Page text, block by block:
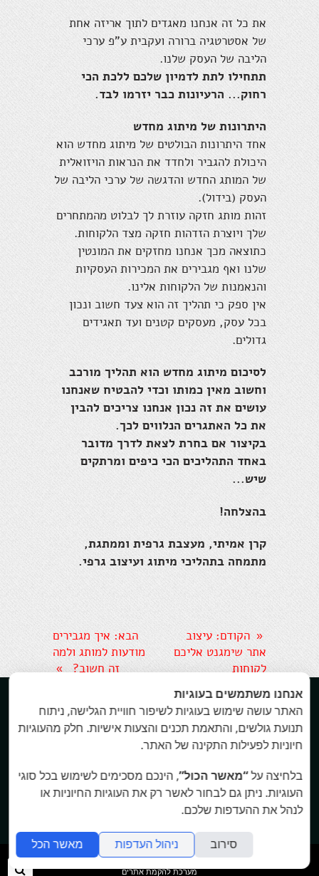
את כל זה אנחנו מאגדים לתוך אריזה אחת
של אסטרטגיה ברורה ועקבית ע"פ ערכי
הליבה של העסק שלנו.
תתחילו לתת לדמיון שלכם ללכת הכי
רחוק... הרעיונות כבר יזרמו לבד.
היתרונות של מיתוג מחדש
אחד היתרונות הבולטים של מיתוג מחדש הוא
היכולת להגביר ולחדד את הנראות הויזואלית
של המותג החדש והדגשה של ערכי הליבה של
העסק (בידול).
זהות מותג חזקה עוזרת לך לבלוט מהמתחרים
שלך ויוצרת הזדהות חזקה מצד הלקוחות.
כתוצאה מכך אנחנו מחזקים את המונטין
שלנו ואף מגבירים את המכירות העסקיות
והנאמנות של הלקוחות אלינו.
אין ספק כי תהליך זה הוא צעד חשוב ונכון
בכל עסק, מעסקים קטנים ועד תאגידים
גדולים.
לסיכום מיתוג מחדש הוא תהליך מורכב
וחשוב מאין כמותו וכדי להבטיח שאנחנו
עושים את זה נכון אנחנו צריכים להבין
את כל האתגרים הנלווים לכך.
בקיצור אם בחרת לצאת לדרך מדובר
באחד התהליכים הכי כיפים ומרתקים
שיש...
בהצלחה!
קרן אמיתי, מעצבת גרפית וממתגת,
מתמחה בתהליכי מיתוג ועיצוב גרפי.
« הקודם: עיצוב
אתר שימגנט אליכם
לקוחות
הבא: איך מגבירים
מודעות למותג ולמה
זה חשוב? »

All rights reserved Keren A. Branding. 2016
folyou
מערכת להקמת אתרים
אנחנו משתמשים בעוגיות
האתר עושה שימוש בעוגיות לשיפור חוויית הגלישה, ניתוח
תנועת גולשים, והתאמת תכנים והצעות אישיות. חלק מהעוגיות
חיוניות לפעילות התקינה של האתר.
בלחיצה על“מאשר הכול”, הינכם מסכימים לשימוש בכל סוגי
העוגיות. ניתן גם לבחור לאשר רק את העוגיות החיוניות או
לנהל את ההעדפות שלכם.
סירוב ניהול העדפות מאשר הכל